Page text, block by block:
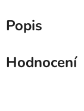
Popis
Hodnocení